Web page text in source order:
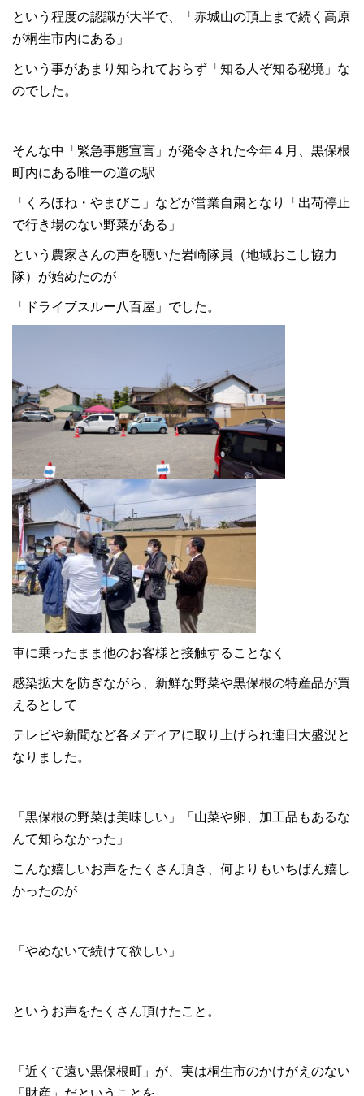
という程度の認識が大半で、「赤城山の頂上まで続く高原
が桐生市内にある」
という事があまり知られておらず「知る人ぞ知る秘境」な
のでした。
そんな中「緊急事態宣言」が発令された今年４月、黒保根
町内にある唯一の道の駅
「くろほね・やまびこ」などが営業自粛となり「出荷停止
で行き場のない野菜がある」
という農家さんの声を聴いた岩崎隊員（地域おこし協力
隊）が始めたのが
「ドライブスルー八百屋」でした。
車に乗ったまま他のお客様と接触することなく
感染拡大を防ぎながら、新鮮な野菜や黒保根の特産品が買
えるとして
テレビや新聞など各メディアに取り上げられ連日大盛況と
なりました。
「黒保根の野菜は美味しい」「山菜や卵、加工品もあるな
んて知らなかった」
こんな嬉しいお声をたくさん頂き、何よりもいちばん嬉し
かったのが
「やめないで続けて欲しい」
というお声をたくさん頂けたこと。
「近くて遠い黒保根町」が、実は桐生市のかけがえのない
「財産」だということを